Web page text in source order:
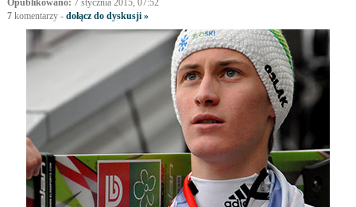
Opublikowano: 7 stycznia 2015, 07:52
7komentarzy- dołącz do dyskusji »